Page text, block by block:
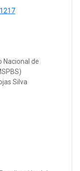
Nacional de
Silva